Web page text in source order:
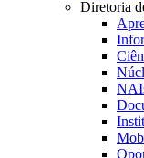
Diretoria